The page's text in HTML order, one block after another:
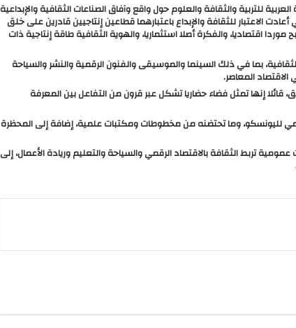
للتربية والثقافة والعلوم حول واقع وآفاق الصناعات الثقافية والإبداعية
الاعتبار للثقافة والإبداع باعتبارهما قطاعين إنتاجيين قادرين على خلق
اقتصاديا، والفكرة أصلا استثماريا، والهوية الثقافية طاقة إنتاجية ذات
بما في ذلك السينما والموسيقى والفنون الرقمية والنشر والسياحة
الاقتصاد المعاصر.
إنها تمثل فضاء حضاريا تشكل عبر قرون من التفاعل بين المعرفة
لليونسكو، وما تحتضنه من مخطوطات ومكتبات علمية، إضافة إلى المحظرة
تربط الثقافة بالاقتصاد الرقمي والسياحة والتعليم وريادة الأعمال، إلى